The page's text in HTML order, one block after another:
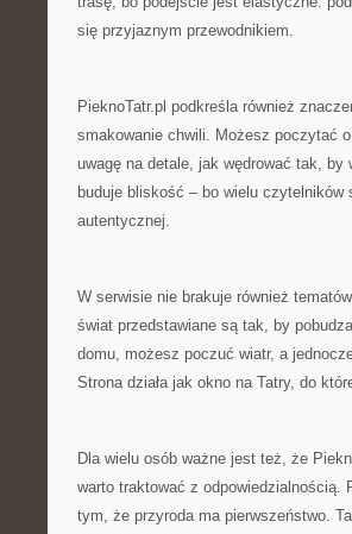
się przyjaznym przewodnikiem.
PieknoTatr.pl podkreśla również
smakowanie chwili. Możesz poczytać
uwagę na detale, jak wędrować tak,
buduje bliskość – bo wielu czytelników
autentycznej.
W serwisie nie brakuje również
świat przedstawiane są tak, by
domu, możesz poczuć wiatr, a
Strona działa jak okno na Tatry, do
Dla wielu osób ważne jest też, że
warto traktować z odpowiedzialnością.
tym, że przyroda ma pierwszeństwo.